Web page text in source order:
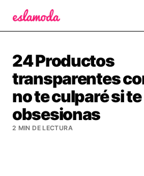
24 Productos
transparentes
no te culparé si te
obsesionas
2 MIN DE LECTURA